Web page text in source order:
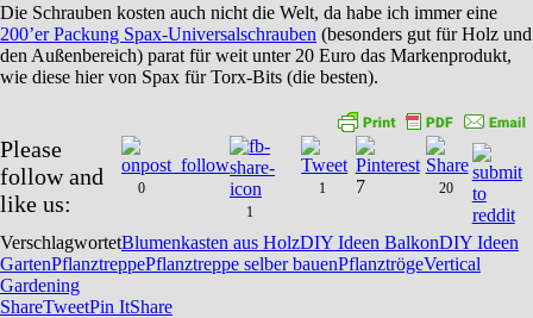
Die Schrauben kosten auch nicht die Welt, da habe ich immer eine
200’er Packung Spax-Universalschrauben (besonders gut für Holz und
den Außenbereich) parat für weit unter 20 Euro das Markenprodukt,
wie diese hier von Spax für Torx-Bits (die besten).
Please
follow and
like us:
0
1
1 7 20
VerschlagwortetBlumenkasten aus HolzDIY Ideen BalkonDIY Ideen
GartenPflanztreppePflanztreppe selber bauenPflanztrögeVertical
Gardening
ShareTweetPin ItShare